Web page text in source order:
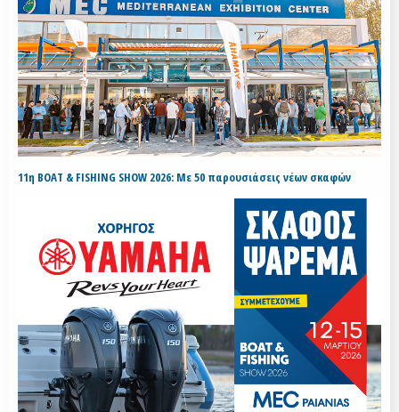
11η BOAT & FISHING SHOW 2026: Με 50 παρουσιάσεις νέων σκαφών